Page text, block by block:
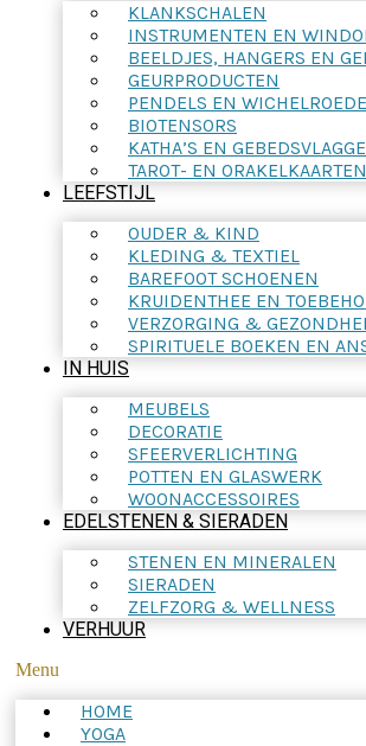
KLANKSCHALEN
INSTRUMENTEN EN
BEELDJES, HANGERS EN
GEURPRODUCTEN
PENDELS EN
BIOTENSORS
KATHA’S EN
TAROT- EN ORAKELKAARTEN
LEEFSTIJL
OUDER & KIND
KLEDING & TEXTIEL
BAREFOOT SCHOENEN
KRUIDENTHEE EN
VERZORGING &
SPIRITUELE BOEKEN EN
IN HUIS
MEUBELS
DECORATIE
SFEERVERLICHTING
POTTEN EN GLASWERK
WOONACCESSOIRES
EDELSTENEN & SIERADEN
STENEN EN MINERALEN
SIERADEN
ZELFZORG & WELLNESS
VERHUUR
Menu
HOME
YOGA